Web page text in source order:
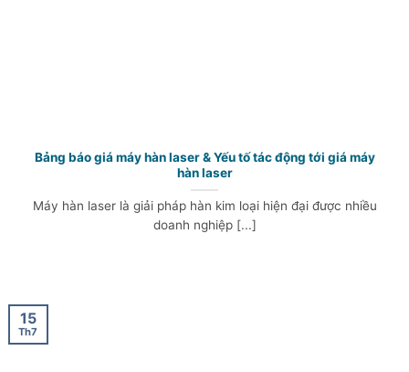
Bảng báo giá máy hàn laser & Yếu tố tác động tới giá máy
hàn laser
Máy hàn laser là giải pháp hàn kim loại hiện đại được nhiều
doanh nghiệp [...]
15
Th7